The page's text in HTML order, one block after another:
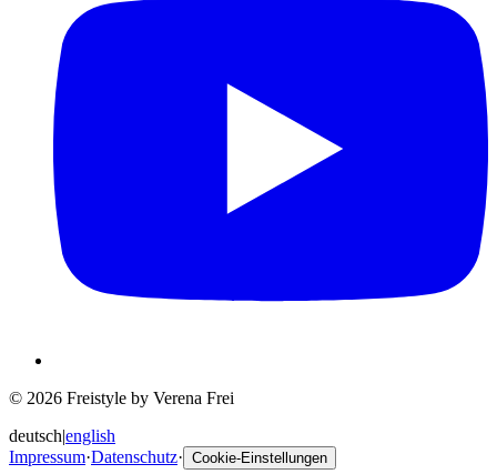
© 2026 Freistyle by Verena Frei
deutsch|english
Impressum·Datenschutz· Cookie-Einstellungen